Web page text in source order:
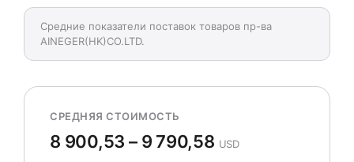
Средние показатели поставок товаров пр-ва
AINEGER(HK)CO.LTD.
СРЕДНЯЯ СТОИМОСТЬ
8 900,53 – 9 790,58 USD